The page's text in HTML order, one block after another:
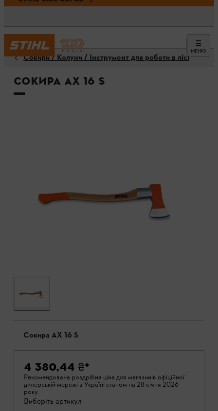
МЕНЮ
Сокири / Колуни / Інструмент для роботи в лісі
Сокира AX 16 S
Сокира AX 16 S
4 380,44 ₴*
Рекомендована роздрібна ціна для магазинів офіційної
дилерській мережі в Україні станом на 28 січня 2026
року.
Виберіть артикул